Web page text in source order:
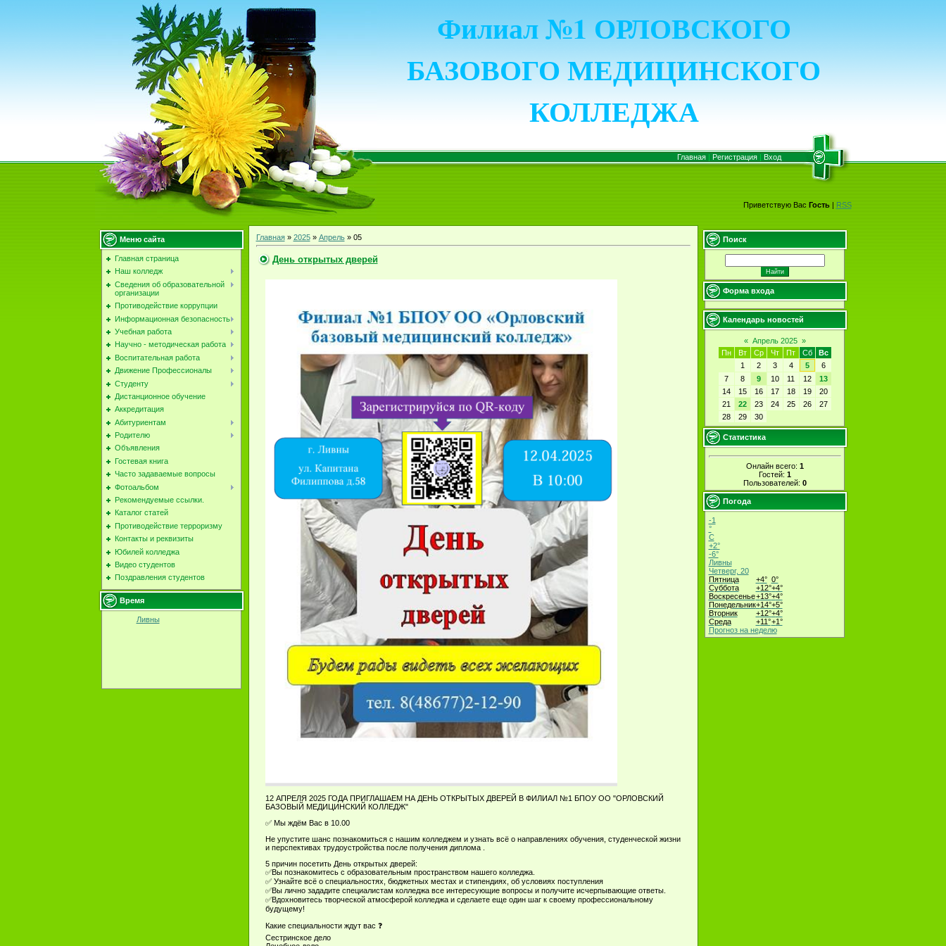
Филиал №1 ОРЛОВСКОГО
БАЗОВОГО МЕДИЦИНСКОГО
КОЛЛЕДЖА
Главная| Регистрация| Вход
Приветствую Вас Гость|RSS
Меню сайта
Главная страница
Наш колледж
Сведения об образовательной
организации
Противодействие коррупции
Информационная безопасность
Учебная работа
Научно - методическая работа
Воспитательная работа
Движение Профессионалы
Студенту
Дистанционное обучение
Аккредитация
Абитуриентам
Родителю
Объявления
Гостевая книга
Часто задаваемые вопросы
Фотоальбом
Рекомендуемые ссылки.
Каталог статей
Противодействие терроризму
Контакты и реквизиты
Юбилей колледжа
Видео студентов
Поздравления студентов
Время
Ливны
Главная» 2025 » Апрель » 05
День открытых дверей
12 АПРЕЛЯ 2025 ГОДА ПРИГЛАШАЕМ НА ДЕНЬ ОТКРЫТЫХ ДВЕРЕЙ В ФИЛИАЛ №1 БПОУ ОО "ОРЛОВСКИЙ
БАЗОВЫЙ МЕДИЦИНСКИЙ КОЛЛЕДЖ"
✅ Мы ждём Вас в 10.00
Не упустите шанс познакомиться с нашим колледжем и узнать всё о направлениях обучения, студенческой жизни
и перспективах трудоустройства после получения диплома .
5 причин посетить День открытых дверей:
✅Вы познакомитесь с образовательным пространством нашего колледжа.
✅ Узнайте всё о специальностях, бюджетных местах и стипендиях, об условиях поступления
✅Вы лично зададите специалистам колледжа все интересующие вопросы и получите исчерпывающие ответы.
✅Вдохновитесь творческой атмосферой колледжа и сделаете еще один шаг к своему профессиональному
будущему!
Какие специальности ждут вас ❓
Сестринское дело
Поиск
Форма входа
Календарь новостей
« Апрель 2025 »
Пн
Вт Ср Чт Пт Сб
Вс
1
2 3 4 5
6
7
8 9 10 11 12
13
14
15 16 17 18 19
20
21
22 23 24 25 26
27
28
29 30
Статистика
Онлайн всего: 1
Гостей: 1
Пользователей: 0
Погода
-1
°
C
+2°
-6°
Ливны
Четверг, 20
Пятница
+4° 0°
Суббота
+12°+4°
Воскресенье+13°+4°
Понедельник+14°+5°
Вторник
+12°+4°
Среда
+11°+1°
Прогноз на неделю